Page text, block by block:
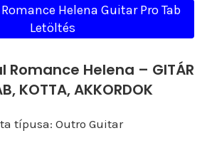
Helena Guitar Pro Tab
Letöltés
Romance Helena – GITÁR
KOTTA, AKKORDOK
típusa: Outro Guitar